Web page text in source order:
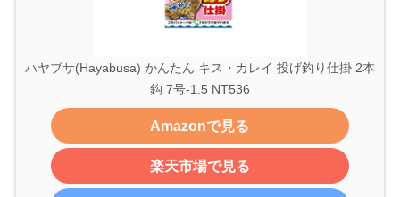
ハヤブサ(Hayabusa) かんたん キス・カレイ 投げ釣り仕掛 2本
鈎 7号-1.5 NT536
Amazonで見る
楽天市場で見る